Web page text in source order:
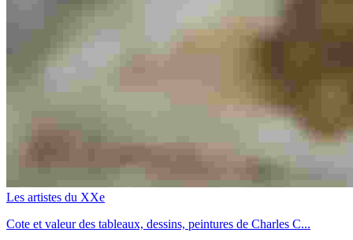
Les artistes du XXe
Cote et valeur des tableaux, dessins, peintures de Charles C...